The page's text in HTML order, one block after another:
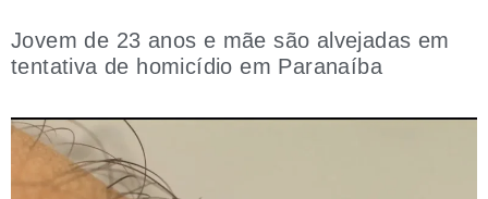
Jovem de 23 anos e mãe são alvejadas em
tentativa de homicídio em Paranaíba